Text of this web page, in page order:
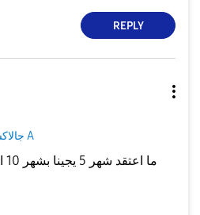
REPLY
جالاكسى A
ما اعتقد شهر 5 يجينا بشهر 10 المشرق العربي لازم يتأخر